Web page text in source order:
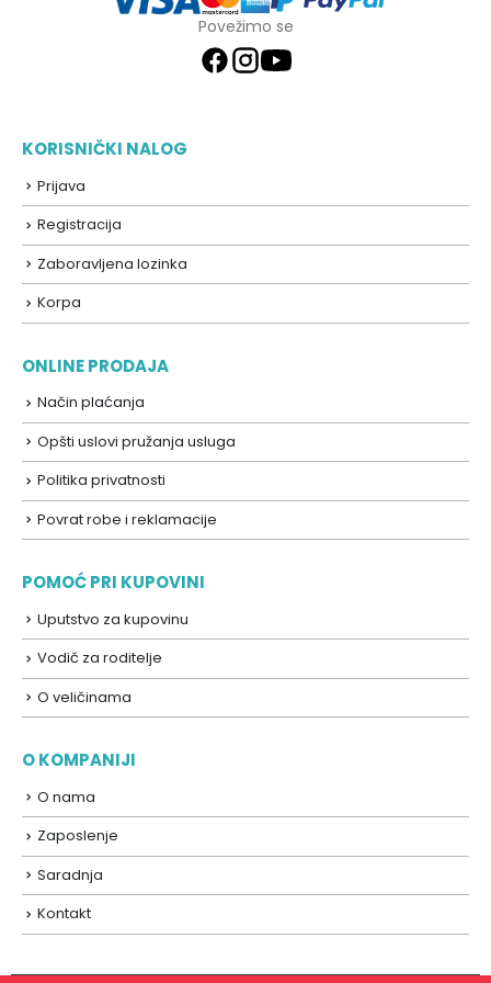
Povežimo se
KORISNIČKI NALOG
Prijava
Registracija
Zaboravljena lozinka
Korpa
ONLINE PRODAJA
Način plaćanja
Opšti uslovi pružanja usluga
Politika privatnosti
Povrat robe i reklamacije
POMOĆ PRI KUPOVINI
Uputstvo za kupovinu
Vodič za roditelje
O veličinama
O KOMPANIJI
O nama
Zaposlenje
Saradnja
Kontakt